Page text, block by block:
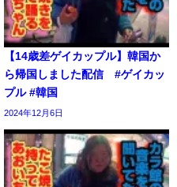
【14歳差ゲイカップル】韓国か
ら帰国しました配信 #ゲイカッ
プル #韓国
2024年12月6日